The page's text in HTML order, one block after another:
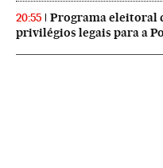
20:55
Programa eleitoral
privilégios legais para a